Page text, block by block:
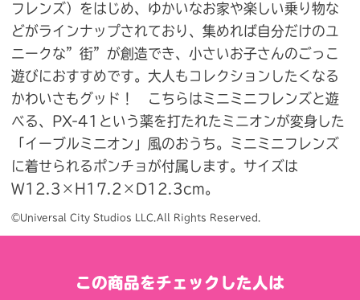
フレンズ）をはじめ、ゆかいなお家や楽しい乗り物な
どがラインナップされており、集めれば自分だけのユ
ニークな”街”が創造でき、小さいお子さんのごっこ
遊びにおすすめです。大人もコレクションしたくなる
かわいさもグッド！ こちらはミニミニフレンズと遊
べる、PX-41という薬を打たれたミニオンが変身した
「イーブルミニオン」風のおうち。ミニミニフレンズ
に着せられるポンチョが付属します。サイズは
W12.3×H17.2×D12.3cm。
©Universal City Studios LLC.All Rights Reserved.
この商品をチェックした人は